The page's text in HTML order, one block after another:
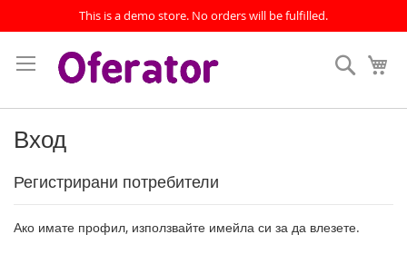
This is a demo store. No orders will be fulfilled.
към
съдържанието
Вход
Регистрирани потребители
Ако имате профил, използвайте имейла си за да влезете.